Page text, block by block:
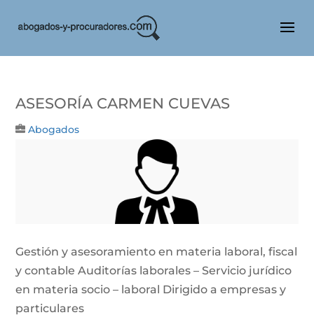
Asesoría Carmen Cuevas
Abogados
Gestión y asesoramiento en materia laboral, fiscal
y contable Auditorías laborales – Servicio jurídico
en materia socio – laboral Dirigido a empresas y
particulares